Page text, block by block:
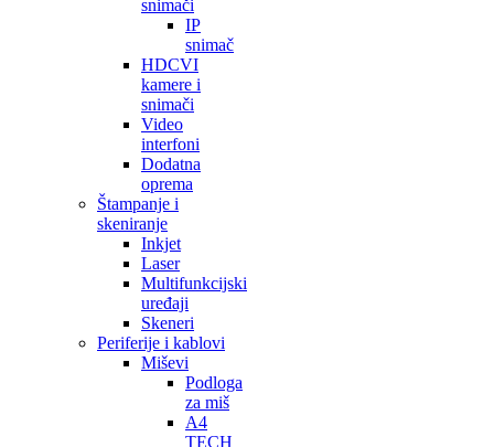
snimači
IP
snimač
HDCVI
kamere i
snimači
Video
interfoni
Dodatna
oprema
Štampanje i
skeniranje
Inkjet
Laser
Multifunkcijski
uređaji
Skeneri
Periferije i kablovi
Miševi
Podloga
za miš
A4
TECH